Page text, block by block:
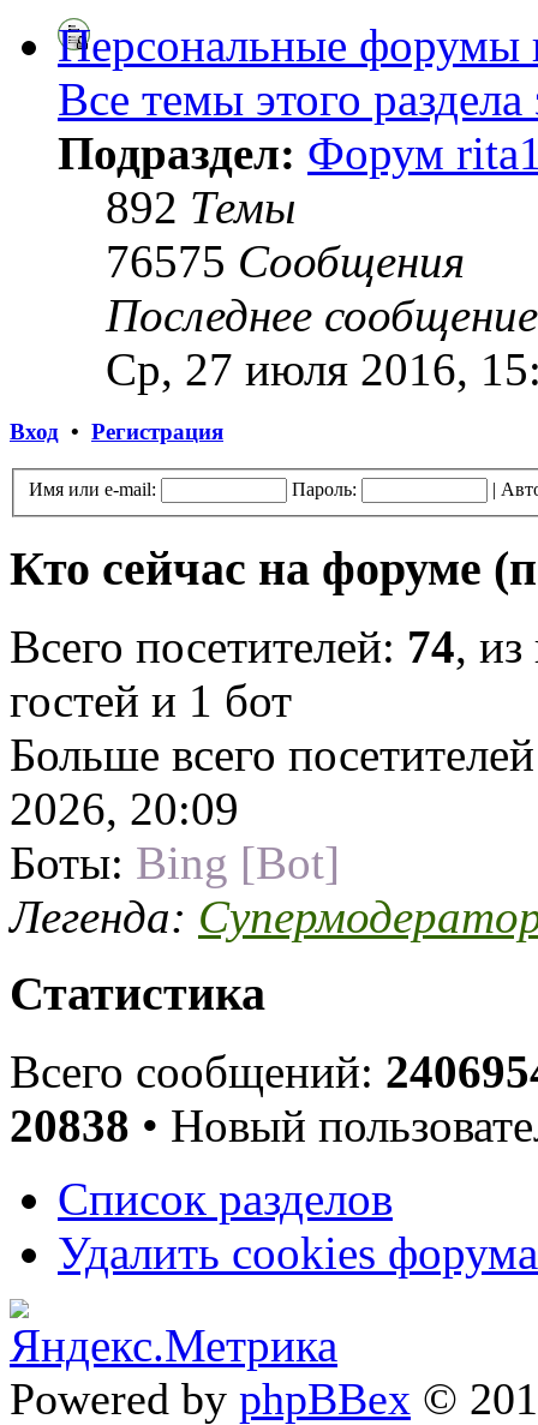
Персональные форумы
Все темы этого
Подраздел: Форум
892 Темы
76575 Сообщения
Последнее сообщение
Ср, 27 июля 2016,
Вход • Регистрация
Имя или e-mail: Пароль: |
Кто сейчас на форуме
Всего посетителей: 74,
гостей и 1 бот
Больше всего
2026, 20:09
Боты: Bing [Bot]
Легенда:
Статистика
Всего сообщений:
20838 • Новый
Список разделов
Удалить cookies форума
Powered by phpBBex ©